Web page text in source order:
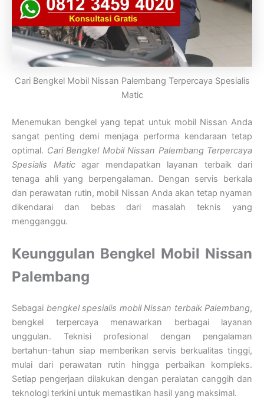
Cari Bengkel Mobil Nissan Palembang Terpercaya Spesialis
Matic
Menemukan bengkel yang tepat untuk mobil Nissan Anda
sangat penting demi menjaga performa kendaraan tetap
optimal. Cari Bengkel Mobil Nissan Palembang Terpercaya
Spesialis Maticagar mendapatkan layanan terbaik dari
tenaga ahli yang berpengalaman. Dengan servis berkala
dan perawatan rutin, mobil Nissan Anda akan tetap nyaman
dikendarai dan bebas dari masalah teknis yang
mengganggu.
Keunggulan Bengkel Mobil Nissan
Palembang
Sebagai bengkel spesialis mobil Nissan terbaik Palembang,
bengkel terpercaya menawarkan berbagai layanan
unggulan. Teknisi profesional dengan pengalaman
bertahun-tahun siap memberikan servis berkualitas tinggi,
mulai dari perawatan rutin hingga perbaikan kompleks.
Setiap pengerjaan dilakukan dengan peralatan canggih dan
teknologi terkini untuk memastikan hasil yang maksimal.